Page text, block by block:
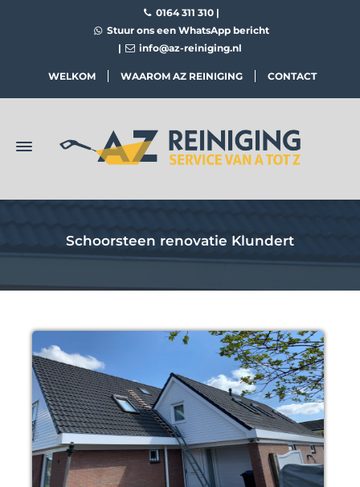
0164 311 310 |
Stuur ons een WhatsApp bericht
|
info@az-reiniging.nl
WELKOM WAAROM AZ REINIGING CONTACT
Schoorsteen renovatie Klundert